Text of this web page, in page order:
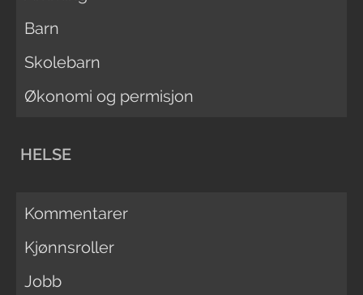
Barn
Skolebarn
Økonomi og permisjon
HELSE
Kommentarer
Kjønnsroller
Jobb